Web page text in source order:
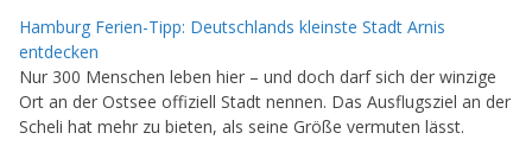
Hamburg Ferien-Tipp: Deutschlands kleinste Stadt Arnis
entdecken
Nur 300 Menschen leben hier – und doch darf sich der winzige
Ort an der Ostsee offiziell Stadt nennen. Das Ausflugsziel an der
Scheli hat mehr zu bieten, als seine Größe vermuten lässt.